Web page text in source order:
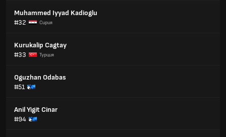
Muhammed Iyyad Kadioglu
#32
Сирия
Kurukalip Cagtay
#33
Турция
Oguzhan Odabas
#51
Anil Yigit Cinar
#94